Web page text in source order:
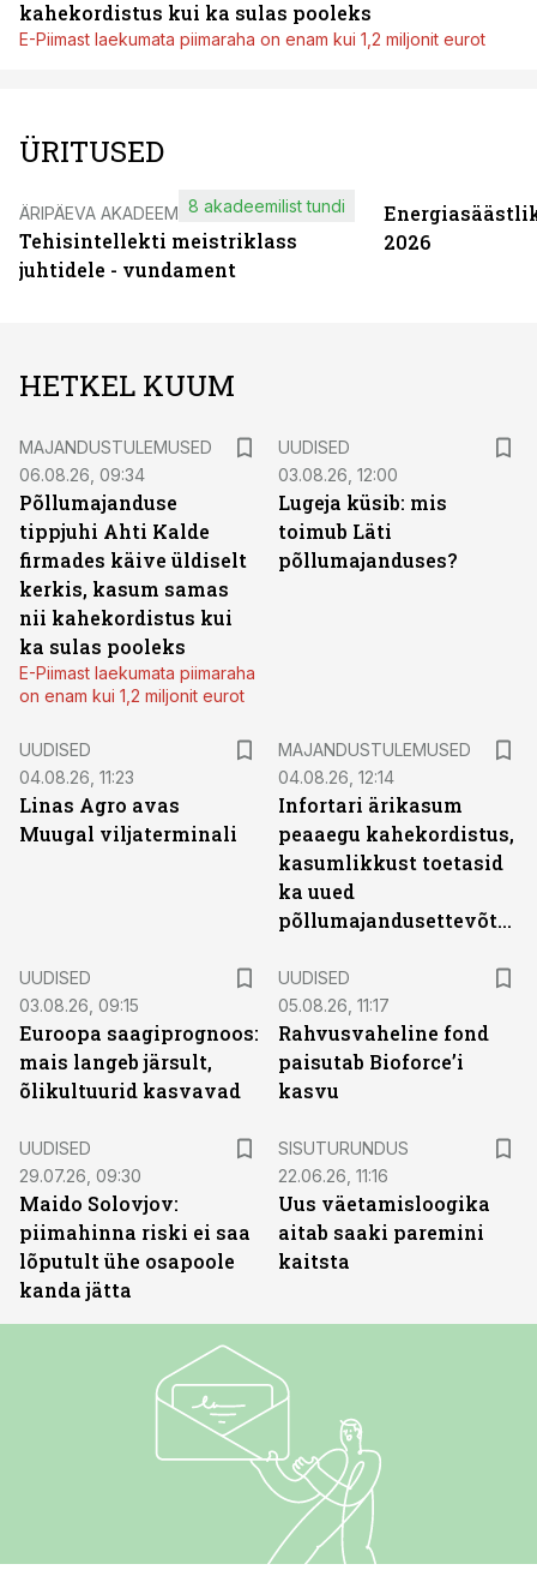
kahekordistus kui ka sulas pooleks
E-Piimast laekumata piimaraha on enam kui 1,2 miljonit eurot
ÜRITUSED
ÄRIPÄEVA AKADEEMIA
Tehisintellekti meistriklass
juhtidele - vundament
8 akadeemilist tundi
2026
HETKEL KUUM
MAJANDUSTULEMUSED
06.08.26, 09:34
Põllumajanduse
tippjuhi Ahti Kalde
firmades käive üldiselt
kerkis, kasum samas
nii kahekordistus kui
ka sulas pooleks
E-Piimast laekumata piimaraha
on enam kui 1,2 miljonit eurot
UUDISED
03.08.26, 12:00
Lugeja küsib: mis
toimub Läti
põllumajanduses?
UUDISED
04.08.26, 11:23
Linas Agro avas
Muugal viljaterminali
MAJANDUSTULEMUSED
04.08.26, 12:14
Infortari ärikasum
peaaegu kahekordistus,
kasumlikkust toetasid
ka uued
põllumajandusettevõtted
UUDISED
03.08.26, 09:15
Euroopa saagiprognoos:
mais langeb järsult,
õlikultuurid kasvavad
UUDISED
05.08.26, 11:17
Rahvusvaheline fond
paisutab Bioforce’i
kasvu
UUDISED
29.07.26, 09:30
Maido Solovjov:
piimahinna riski ei saa
lõputult ühe osapoole
kanda jätta
SISUTURUNDUS
22.06.26, 11:16
Uus väetamisloogika
aitab saaki paremini
kaitsta